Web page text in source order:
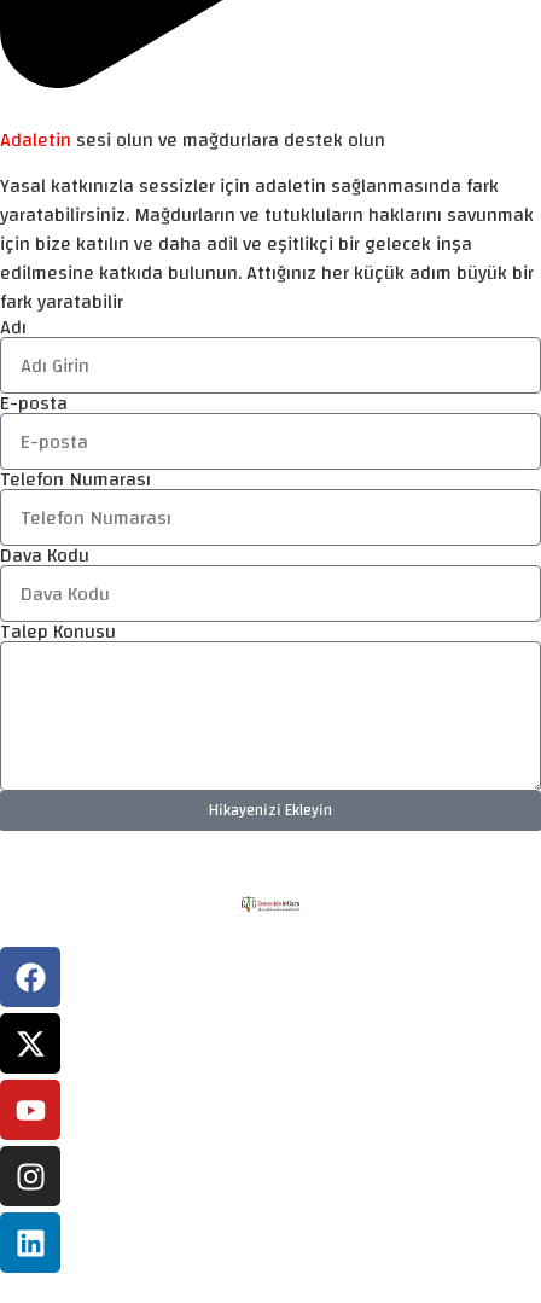
Adaletin sesi olun ve mağdurlara destek olun
Yasal katkınızla sessizler için adaletin sağlanmasında fark
yaratabilirsiniz. Mağdurların ve tutukluların haklarını savunmak
için bize katılın ve daha adil ve eşitlikçi bir gelecek inşa
edilmesine katkıda bulunun. Attığınız her küçük adım büyük bir
fark yaratabilir
Adı
E-posta
Telefon Numarası
Dava Kodu
Talep Konusu
Hikayenizi Ekleyin